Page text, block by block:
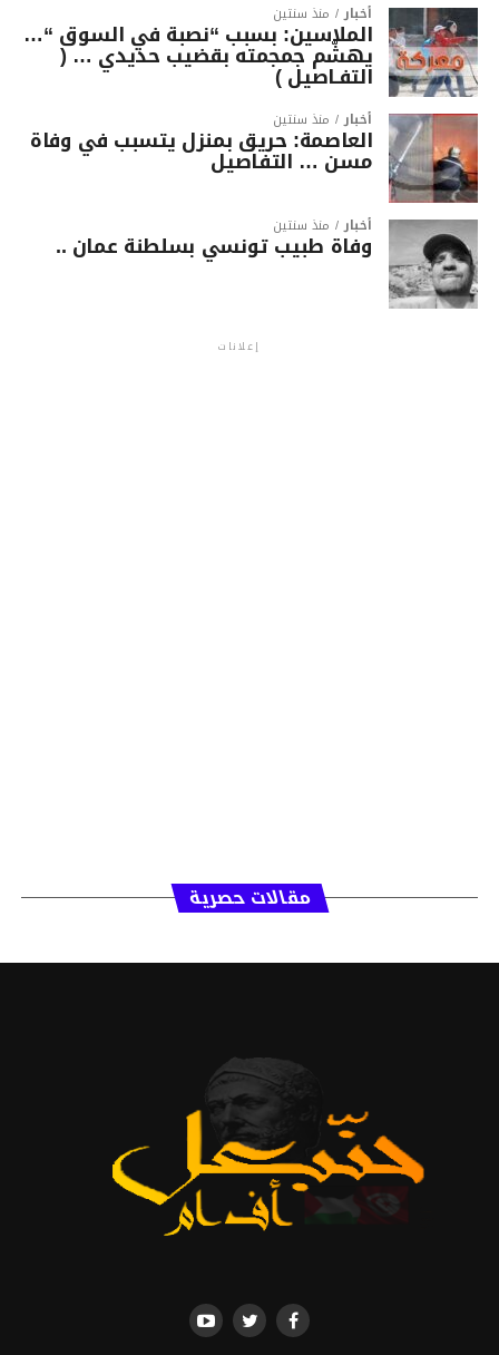
أخبار منذ سنتين
الملاسين: بسبب “نصبة في السوق “…
يهشّم جمجمته بقضيب حديدي … (
التفـاصيل )
أخبار منذ سنتين
العاصمة: حريق بمنزل يتسبب في وفاة
مسن … التفاصيل
أخبار منذ سنتين
وفاة طبيب تونسي بسلطنة عمان ..
إعلانات
مقالات حصرية